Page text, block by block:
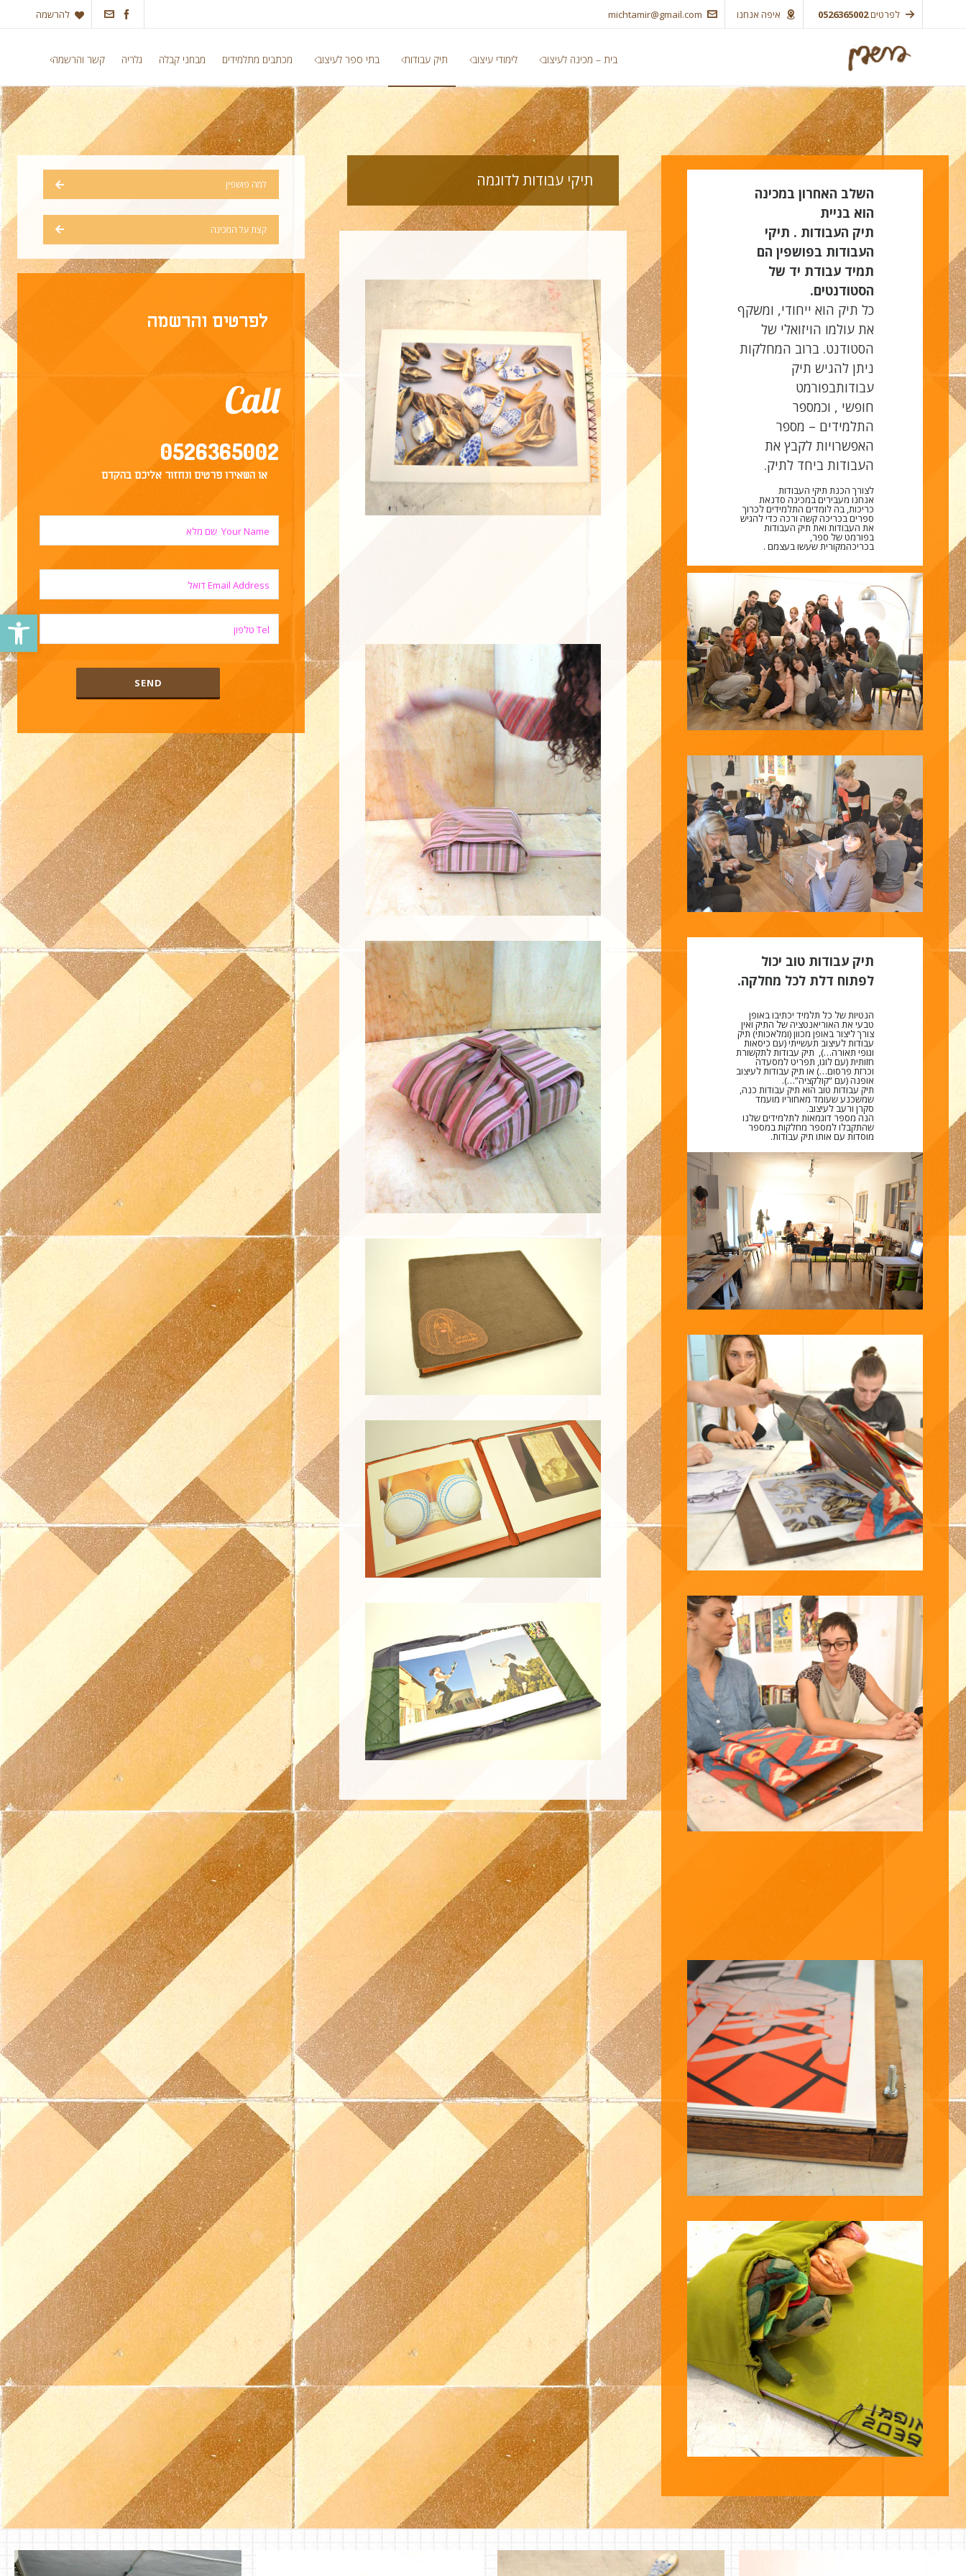
פתח סרגל נגישות
לפרטים0526365002 איפה אנחנו michtamir@gmail.com להרשמה
בית – מכינה לעיצוב לימודי עיצוב תיק עבודות בתי ספר לעיצוב מכתבים מתלמידים מבחני קבלה גלריה קשר והרשמה
למה פושפין
קצת על המכינה
לפרטים והרשמה
Call
0526365002
או השאירו פרטים ונחזור אליכם בהקדם
תיקי עבודות לדוגמה
השלב האחרון במכינה
הוא בניית
תיק העבודות . תיקי
העבודות בפושפין הם
תמיד עבודת יד של
הסטודנטים.
כל תיק הוא ייחודי, ומשקף
את עולמו הויזואלי של
הסטודנט. ברוב המחלקות
ניתן להגיש תיק
עבודותבפורמט
חופשי , וכמספר
התלמידים – מספר
האפשרויות לקבץ את
העבודות ביחד לתיק.
לצורך הכנת תיקי העבודות
אנחנו מעבירים במכינה סדנאת
כריכות, בה לומדים התלמידים לכרוך
ספריםבכריכה קשה ורכה כדי להגיש
את העבודות ואת תיק העבודות
בפורמט של ספר,
בכריכהמקוריתשעשו בעצמם .
תיק עבודות טוב יכול
לפתוח דלת לכל מחלקה.
הנטיות של כל תלמיד יכתיבו באופן
טבעי את האוריאנטציה של התיק ואין
צורך ליצור באופן מכוון (ומלאכותי) תיק
עבודות לעיצוב תעשייתי (עם כיסאות
וגופי תאורה…), תיק עבודות לתקשורת
חזותית (עם לוגו, תפריט למסעדה
וכרזת פרסום…) או תיק עבודות לעיצוב
אופנה (עם “קולקציה”…).
תיק עבודות טוב הוא תיק עבודות כנה,
שמשכנע שעומד מאחוריו מועמד
סקרן ורעב לעיצוב.
הנה מספר דוגמאות לתלמידים שלנו
שהתקבלו למספר מחלקות במספר
מוסדות עם אותו תיק עבודות.